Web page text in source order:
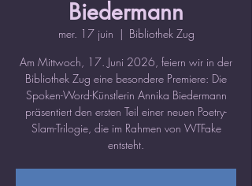
Biedermann
mer. 17 juin
  |
Bibliothek Zug
Am Mittwoch, 17. Juni 2026, feiern wir in der
Bibliothek Zug eine besondere Premiere: Die
Spoken-Word-Künstlerin Annika Biedermann
präsentiert den ersten Teil einer neuen Poetry-
Slam-Trilogie, die im Rahmen von WTFake
entsteht.